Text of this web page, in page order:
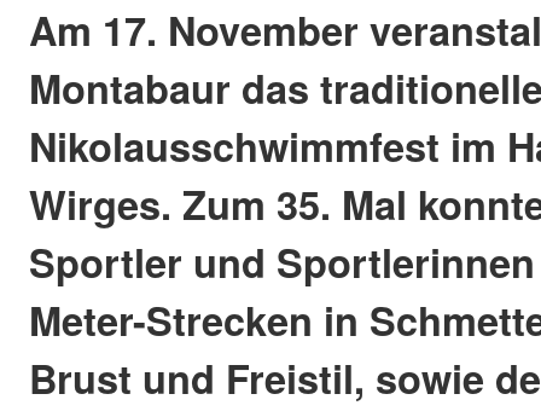
Am 17. November
Montabaur das
Nikolausschwimmfest im
Wirges. Zum 35. Mal
Sportler und
Meter-Strecken in
Brust und Freistil, sowie